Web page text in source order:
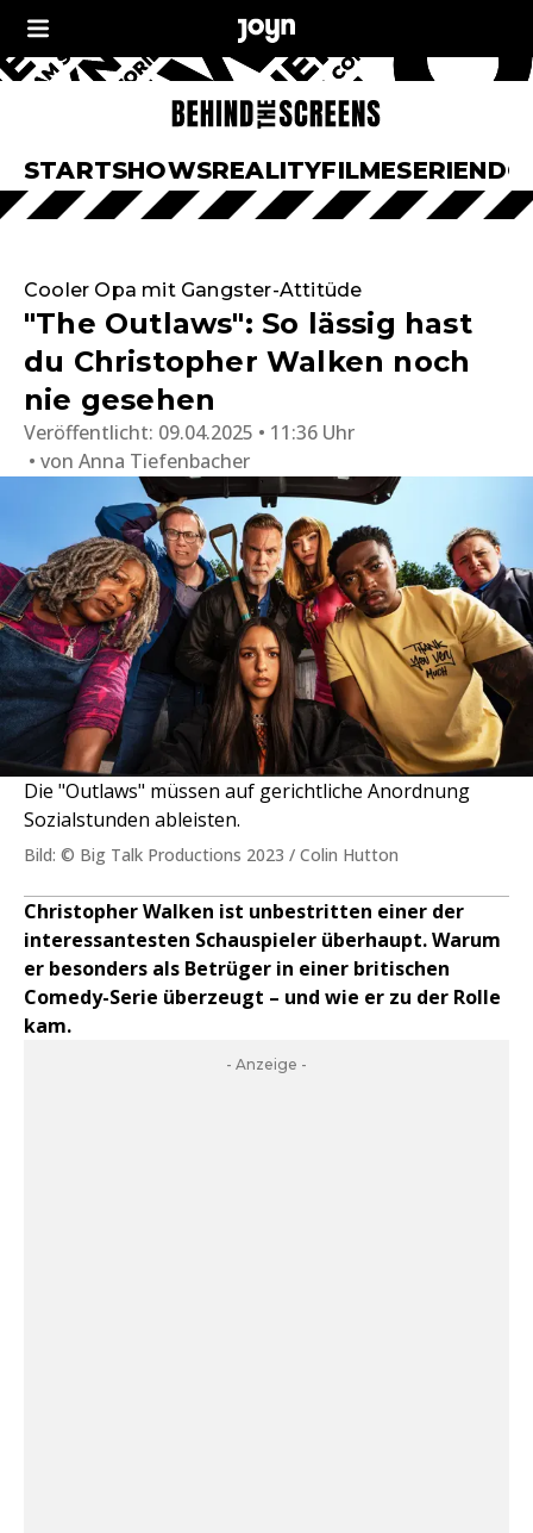
STARTSHOWSREALITYFILMESERIEN
Cooler Opa mit Gangster-Attitüde
"The Outlaws": So lässig hast
du Christopher Walken noch
nie gesehen
Veröffentlicht: 09.04.2025 • 11:36 Uhr
von Anna Tiefenbacher
Die "Outlaws" müssen auf gerichtliche Anordnung
Sozialstunden ableisten.
Bild: © Big Talk Productions 2023 / Colin Hutton
Christopher Walken ist unbestritten einer der
interessantesten Schauspieler überhaupt. Warum
er besonders als Betrüger in einer britischen
Comedy-Serie überzeugt – und wie er zu der Rolle
kam.
- Anzeige -